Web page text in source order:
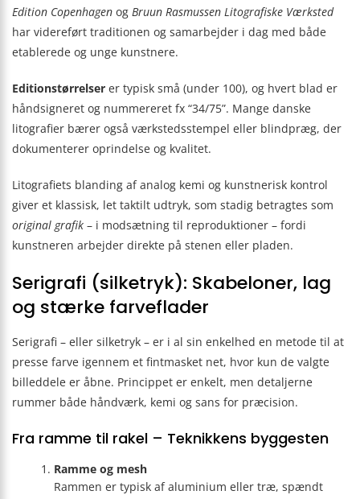
Edition Copenhagen og Bruun Rasmussen Litografiske Værksted
har videreført traditionen og samarbejder i dag med både
etablerede og unge kunstnere.
Editionstørrelser er typisk små (under 100), og hvert blad er
håndsigneret og nummereret fx “34/75”. Mange danske
litografier bærer også værkstedsstempel eller blindpræg, der
dokumenterer oprindelse og kvalitet.
Litografiets blanding af analog kemi og kunstnerisk kontrol
giver et klassisk, let taktilt udtryk, som stadig betragtes som
original grafik – i modsætning til reproduktioner – fordi
kunstneren arbejder direkte på stenen eller pladen.
Serigrafi (silketryk): Skabeloner, lag
og stærke farveflader
Serigrafi – eller silketryk – er i al sin enkelhed en metode til at
presse farve igennem et fintmasket net, hvor kun de valgte
billeddele er åbne. Princippet er enkelt, men detaljerne
rummer både håndværk, kemi og sans for præcision.
Fra ramme til rakel – Teknikkens byggesten
Ramme og mesh
Rammen er typisk af aluminium eller træ, spændt